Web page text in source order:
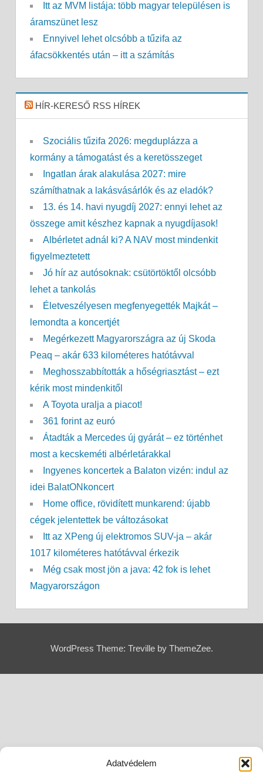
Adatvédelem
Itt az MVM listája: több magyar településen is
áramszünet lesz
Ennyivel lehet olcsóbb a tűzifa az
áfacsökkentés után – itt a számítás
HÍR-KERESŐ RSS HÍREK
Szociális tűzifa 2026: megduplázza a
kormány a támogatást és a keretösszeget
Ingatlan árak alakulása 2027: mire
számíthatnak a lakásvásárlók és az eladók?
13. és 14. havi nyugdíj 2027: ennyi lehet az
összege amit készhez kapnak a nyugdíjasok!
Albérletet adnál ki? A NAV most mindenkit
figyelmeztetett
Jó hír az autósoknak: csütörtöktől olcsóbb
lehet a tankolás
Életveszélyesen megfenyegették Majkát –
lemondta a koncertjét
Megérkezett Magyarországra az új Skoda
Peaq – akár 633 kilométeres hatótávval
Meghosszabbították a hőségriasztást – ezt
kérik most mindenkitől
A Toyota uralja a piacot!
361 forint az euró
Átadták a Mercedes új gyárát – ez történhet
most a kecskeméti albérletárakkal
Ingyenes koncertek a Balaton vizén: indul az
idei BalatONkoncert
Home office, rövidített munkarend: újabb
cégek jelentettek be változásokat
Itt az XPeng új elektromos SUV-ja – akár
1017 kilométeres hatótávval érkezik
Még csak most jön a java: 42 fok is lehet
Magyarországon
WordPress Theme: Treville by ThemeZee.